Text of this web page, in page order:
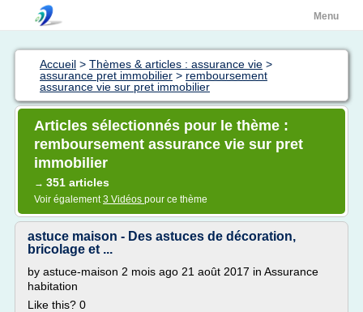
Menu
Accueil > Thèmes & articles : assurance vie >
assurance pret immobilier > remboursement
assurance vie sur pret immobilier
Articles sélectionnés pour le thème :
remboursement assurance vie sur pret
immobilier
→ 351 articles
Voir également3 Vidéos pour ce thème
astuce maison - Des astuces de décoration,
bricolage et ...
by astuce-maison 2 mois ago 21 août 2017 in Assurance
habitation
Like this? 0